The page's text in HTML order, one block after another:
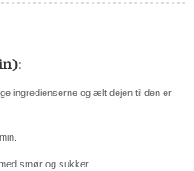
ingredienserne og ælt dejen til den er
smør og sukker.